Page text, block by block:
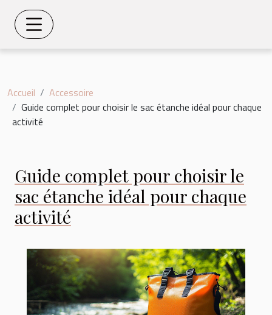
Accueil
Accessoire
Guide complet pour choisir le sac étanche idéal pour chaque
activité
Guide complet pour choisir le
sac étanche idéal pour chaque
activité